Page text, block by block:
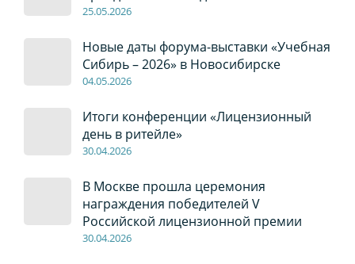
25.05.2026
Новые даты форума-выставки «Учебная
Сибирь – 2026» в Новосибирске
04.05.2026
Итоги конференции «Лицензионный
день в ритейле»
30.04.2026
В Москве прошла церемония
награждения победителей V
Российской лицензионной премии
30.04.2026